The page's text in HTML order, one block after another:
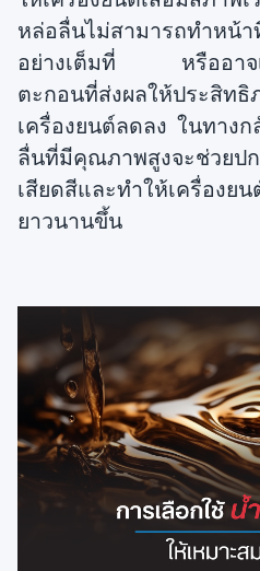
หล่อลื่นไม่สามารถทำหน้
อย่างเต็มที่ หรืออาจเ
ตะกอนที่ส่งผลให้ประสิทธิ
เครื่องยนต์ลดลง ในทาง
ลื่นที่มีคุณภาพสูงจะช่วยปก
เสียดสีและทำให้เครื่องย
ยาวนานขึ้น